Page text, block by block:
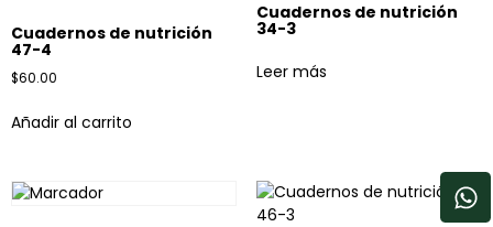
Cuadernos de nutrición
47-4
$60.00
Añadir al carrito
Cuadernos de nutrición
34-3
Leer más